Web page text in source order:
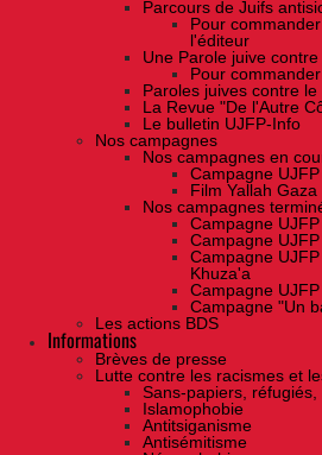
Parcours de Juifs
Pour
l'éditeur
Une Parole juive
Pour
Paroles juives contre
La Revue "De l'Autre
Le bulletin UJFP-Info
Nos campagnes
Nos campagnes en
Campagne
Film Yallah Gaza
Nos campagnes
Campagne
Campagne
Campagne
Khuza'a
Campagne
Campagne "Un
Les actions BDS
Informations
Brèves de presse
Lutte contre les racismes et
Sans-papiers,
Islamophobie
Antitsiganisme
Antisémitisme